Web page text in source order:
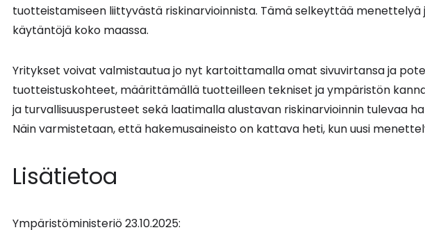
tuotteistamiseen liittyvästä riskinarvioinnista. Tämä selkeyttää menettelyä
käytäntöjä koko maassa.
Yritykset voivat valmistautua jo nyt kartoittamalla omat sivuvirtansa ja
tuotteistuskohteet, määrittämällä tuotteilleen tekniset ja ympäristön
ja turvallisuusperusteet sekä laatimalla alustavan riskinarvioinnin tulevaa
Näin varmistetaan, että hakemusaineisto on kattava heti, kun uusi
Lisätietoa
Ympäristöministeriö 23.10.2025: